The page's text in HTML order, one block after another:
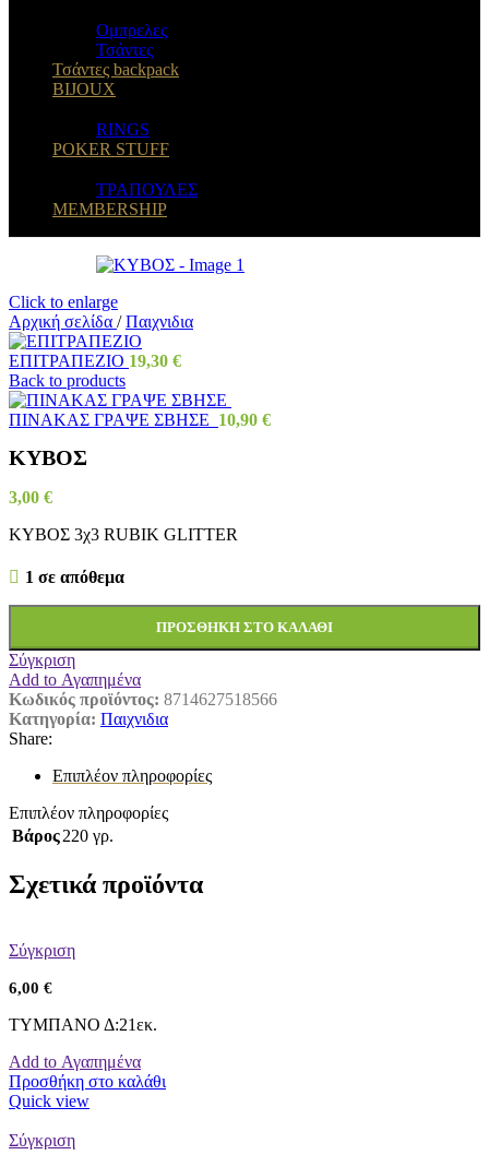
Oμπρελες
Τσάντες
Τσάντες backpack
BIJOUX
RINGS
POKER STUFF
ΤΡΑΠΟΥΛΕΣ
MEMBERSHIP
Click to enlarge
Αρχική σελίδα / Παιχνιδια
ΕΠΙΤΡΑΠΕΖΙΟ 19,30 €
Back to products
ΠΙΝΑΚΑΣ ΓΡΑΨΕ ΣΒΗΣΕ 10,90 €
ΚΥΒΟΣ
3,00 €
ΚΥΒΟΣ 3χ3 RUBIK GLITTER
1 σε απόθεμα
ΠΡΟΣΘΉΚΗ ΣΤΟ ΚΑΛΆΘΙ
Σύγκριση
Add to Αγαπημένα
Κωδικός προϊόντος: 8714627518566
Κατηγορία: Παιχνιδια
Share:
Επιπλέον πληροφορίες
Επιπλέον πληροφορίες
Βάρος220 γρ.
Σχετικά προϊόντα
Σύγκριση
6,00 €
ΤΥΜΠΑΝΟ Δ:21εκ.
Add to Αγαπημένα
Προσθήκη στο καλάθι
Quick view
Σύγκριση